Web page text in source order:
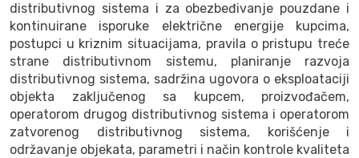
distributivnog sistema i za obezbeđivanje pouzdane i
kontinuirane isporuke električne energije kupcima,
postupci u kriznim situacijama, pravila o pristupu treće
strane distributivnom sistemu, planiranje razvoja
distributivnog sistema, sadržina ugovora o eksploataciji
objekta zaključenog sa kupcem, proizvođačem,
operatorom drugog distributivnog sistema i operatorom
zatvorenog distributivnog sistema, korišćenje i
održavanje objekata, parametri i način kontrole kvaliteta